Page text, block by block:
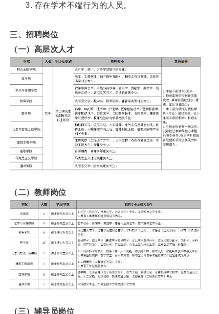
3. 存在学术不端行为的人员。
三、招聘岗位
（一）高层次人才
（二）教师岗位
（三）辅导员岗位